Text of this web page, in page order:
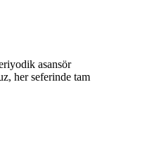
asansör
her seferinde tam